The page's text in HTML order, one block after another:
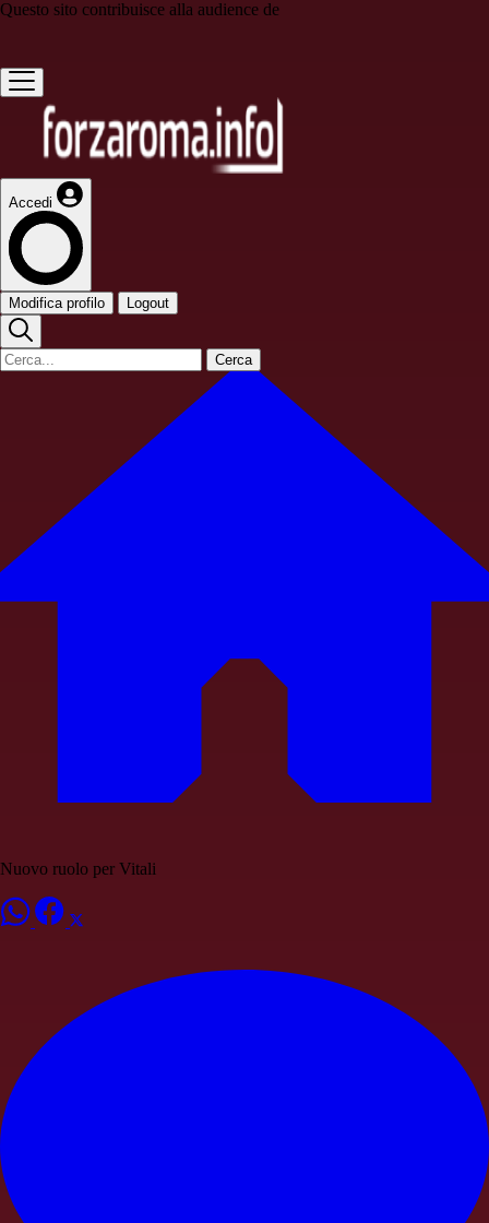
Questo sito contribuisce alla audience de
Accedi
Modifica profilo Logout
Cerca
Nuovo ruolo per Vitali